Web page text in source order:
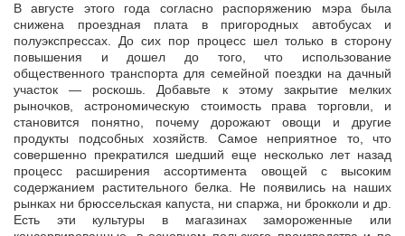
В августе этого года согласно распоряжению мэра была
снижена проездная плата в пригородных автобусах и
полуэкспрессах. До сих пор процесс шел только в сторону
повышения и дошел до того, что использование
общественного транспорта для семейной поездки на дачный
участок — роскошь. Добавьте к этому закрытие мелких
рыночков, астрономическую стоимость права торговли, и
становится понятно, почему дорожают овощи и другие
продукты подсобных хозяйств. Самое неприятное то, что
совершенно прекратился шедший еще несколько лет назад
процесс расширения ассортимента овощей с высоким
содержанием растительного белка. Не появились на наших
рынках ни брюссельская капуста, ни спаржа, ни брокколи и др.
Есть эти культуры в магазинах замороженные или